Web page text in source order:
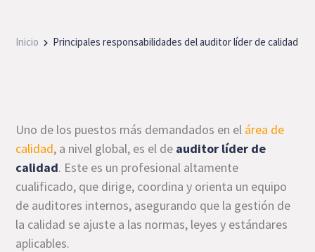
Inicio Principales responsabilidades del auditor líder de calidad
Uno de los puestos más demandados en el área de
calidad, a nivel global, es el de auditor líder de
calidad. Este es un profesional altamente
cualificado, que dirige, coordina y orienta un equipo
de auditores internos, asegurando que la gestión de
la calidad se ajuste a las normas, leyes y estándares
aplicables.